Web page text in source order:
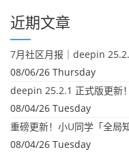
近期文章
7月社区月报｜deepin
08/06/26 Thursday
deepin 25.2.1 正式版更新！
08/04/26 Tuesday
08/04/26 Tuesday